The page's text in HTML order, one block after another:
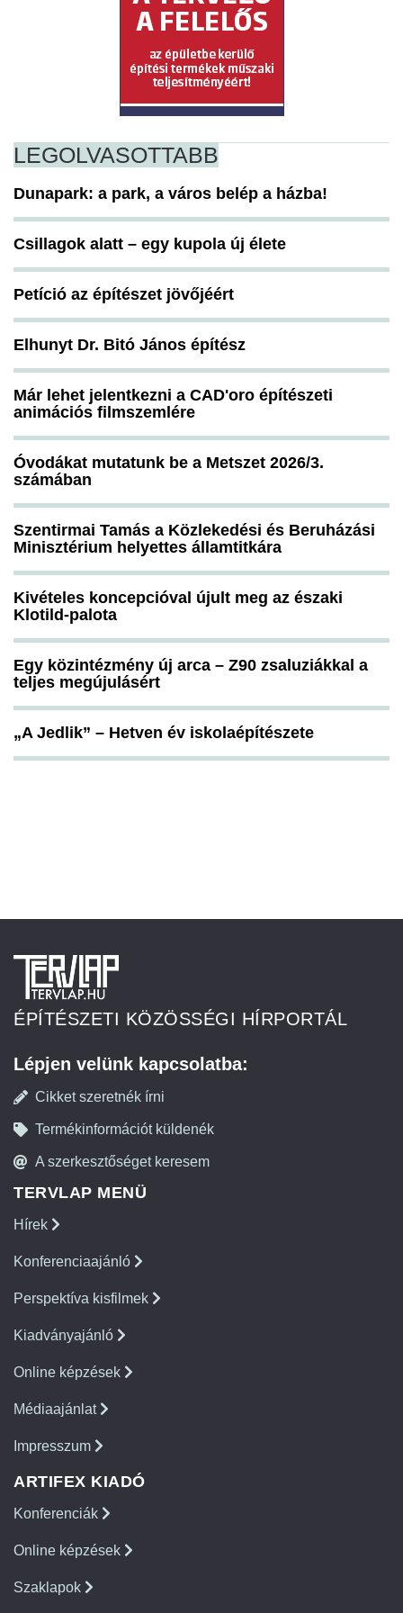
LEGOLVASOTTABB
Dunapark: a park, a város belép a házba!
Csillagok alatt – egy kupola új élete
Petíció az építészet jövőjéért
Elhunyt Dr. Bitó János építész
Már lehet jelentkezni a CAD'oro építészeti
animációs filmszemlére
Óvodákat mutatunk be a Metszet 2026/3.
számában
Szentirmai Tamás a Közlekedési és Beruházási
Minisztérium helyettes államtitkára
Kivételes koncepcióval újult meg az északi
Klotild-palota
Egy közintézmény új arca – Z90 zsaluziákkal a
teljes megújulásért
„A Jedlik” – Hetven év iskolaépítészete
ÉPÍTÉSZETI KÖZÖSSÉGI HÍRPORTÁL
Lépjen velünk kapcsolatba:
Cikket szeretnék írni
Termékinformációt küldenék
A szerkesztőséget keresem
TERVLAP MENÜ
Hírek
Konferenciaajánló
Perspektíva kisfilmek
Kiadványajánló
Online képzések
Médiaajánlat
Impresszum
ARTIFEX KIADÓ
Konferenciák
Online képzések
Szaklapok